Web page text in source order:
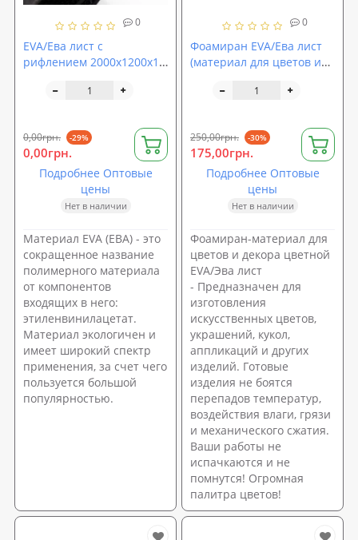
0
EVA/Ева лист с
рифлением 2000х1200х10
Черный (sp-0086)
0,00грн. -29%
0,00грн.
Подробнее Оптовые
цены
Нет в наличии
Материал EVA (ЕВА) - это
сокращенное название
полимерного материала
от компонентов
входящих в него:
этиленвинилацетат.
Материал экологичен и
имеет широкий спектр
применения, за счет чего
пользуется большой
популярностью.
0
Фоамиран EVA/Ева лист
(материал для цветов и
тиснением SoundProOFF
250,00грн. -30%
175,00грн.
Подробнее Оптовые
цены
Нет в наличии
Фоамиран-материал для
цветов и декора цветной
EVA/Эва лист
- Предназначен для
изготовления
искусственных цветов,
украшений, кукол,
аппликаций и других
изделий. Готовые
изделия не боятся
перепадов температур,
воздействия влаги, грязи
и механического сжатия.
Ваши работы не
испачкаются и не
помнутся! Огромная
палитра цветов!